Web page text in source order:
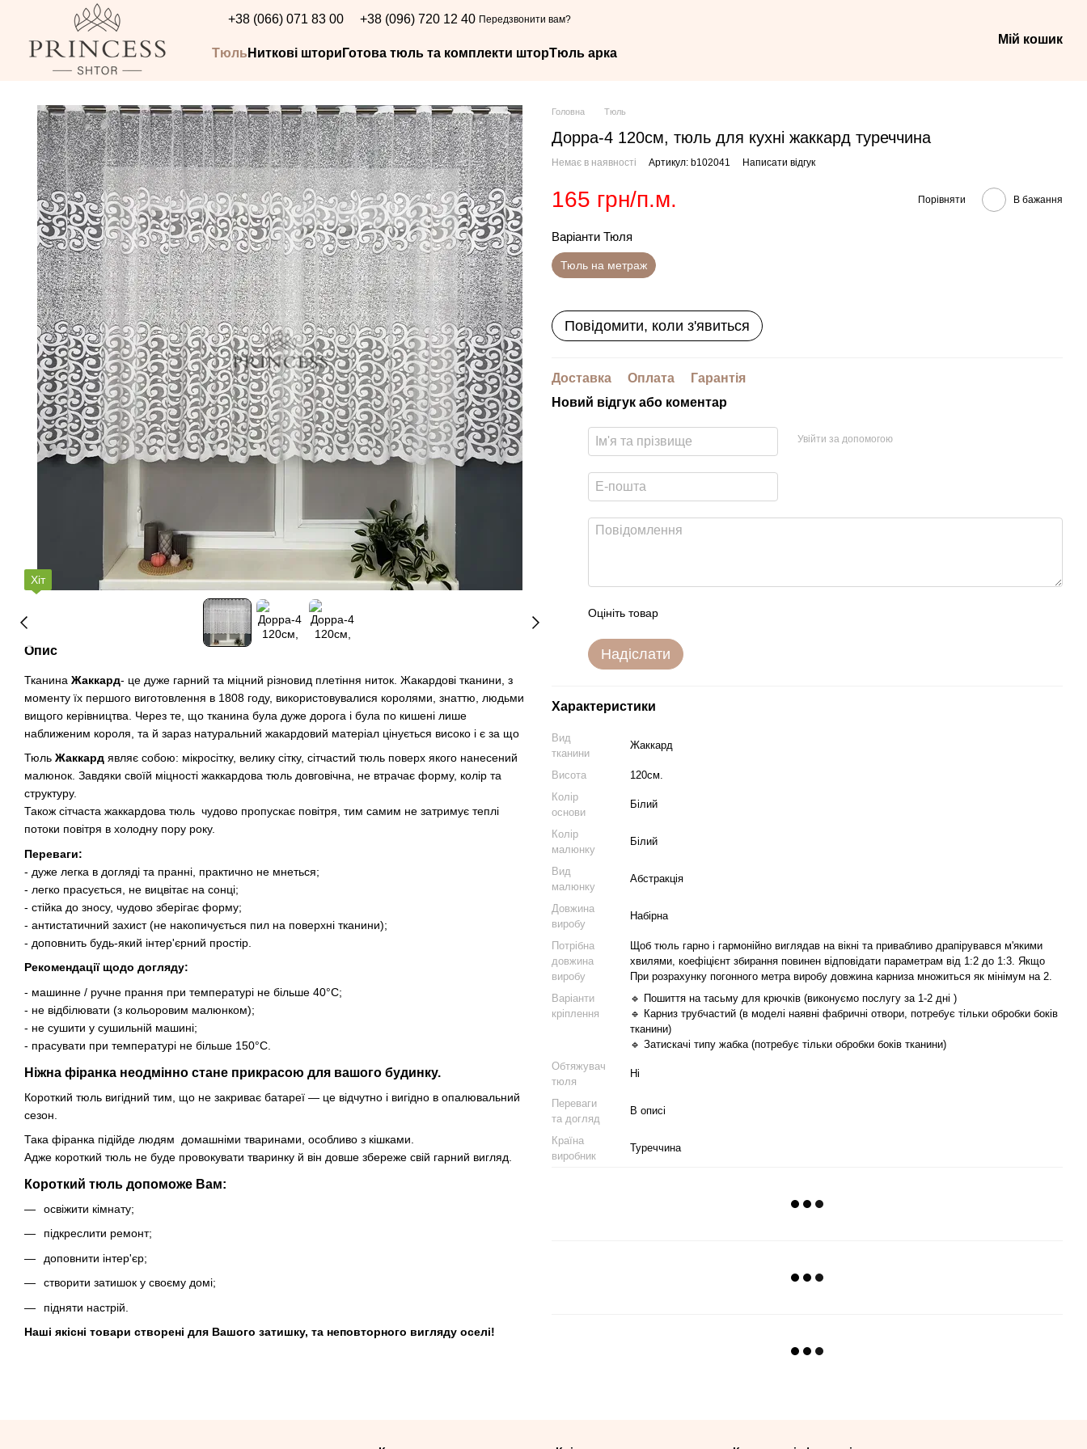
Перейти до основного контенту +38 (066) 071 83 00 +38 (096) 720 12 40 Передзвонити вам?
Тюль Ниткові штори Готова тюль та комплекти шторТюль арка
Мій кошик
Хіт
Опис
Тканина Жаккард- це дуже гарний та міцний різновид плетіння ниток. Жакардові тканини, з
моменту їх першого виготовлення в 1808 году, використовувалися королями, знаттю, людьми
вищого керівництва. Через те, що тканина була дуже дорога і була по кишені лише
наближеним короля, та й зараз натуральний жакардовий матеріал цінується високо і є за що
Тюль Жаккард являє собою: мікросітку, велику сітку, сітчастий тюль поверх якого нанесений
малюнок. Завдяки своїй міцності жаккардова тюль довговічна, не втрачає форму, колір та
структуру.
Також сітчаста жаккардова тюль чудово пропускає повітря, тим самим не затримує теплі
потоки повітря в холодну пору року.
Переваги:
- дуже легка в догляді та пранні, практично не мнеться;
- легко прасується, не вицвітає на сонці;
- стійка до зносу, чудово зберігає форму;
- антистатичний захист (не накопичується пил на поверхні тканини);
- доповнить будь-який інтер'єрний простір.
Рекомендації щодо догляду:
- машинне / ручне прання при температурі не більше 40°C;
- не відбілювати (з кольоровим малюнком);
- не сушити у сушильній машині;
- прасувати при температурі не більше 150°C.
Ніжна фіранка неодмінно стане прикрасою для вашого будинку.
Короткий тюль вигідний тим, що не закриває батареї — це відчутно і вигідно в опалювальний
сезон.
Така фіранка підійде людям домашніми тваринами, особливо з кішками.
Адже короткий тюль не буде провокувати тваринку й він довше збереже свій гарний вигляд.
Короткий тюль допоможе Вам:
освіжити кімнату;
підкреслити ремонт;
доповнити інтер'єр;
створити затишок у своєму домі;
підняти настрій.
Наші якісні товари створені для Вашого затишку, та неповторного вигляду оселі!
Головна Тюль
Дорра-4 120см, тюль для кухні жаккард туреччина
Немає в наявності Артикул: b102041 Написати відгук
165 грн/п.м. Порівняти В бажання
Варіанти Тюля
Тюль на метраж
Повідомити, коли з'явиться
Доставка Оплата
Гарантія
Новий відгук або коментар
Увійти за допомогою
Оцініть товар
Надіслати
Характеристики
Вид
тканини
Жаккард
Висота
120см.
Колір
основи
Білий
Колір
малюнку
Білий
Вид
малюнку
Абстракція
Довжина
виробу
Набірна
Потрібна
довжина
виробу
Щоб тюль гарно і гармонійно виглядав на вікні та привабливо драпірувався м'якими
хвилями, коефіцієнт збирання повинен відповідати параметрам від 1:2 до 1:3. Якщо
При розрахунку погонного метра виробу довжина карниза множиться як мінімум на 2.
Варіанти
кріплення
🔹 Пошиття на тасьму для крючків (виконуємо послугу за 1-2 дні )
🔹 Карниз трубчастий (в моделі наявні фабричні отвори, потребує тільки обробки боків
тканини)
🔹 Затискачі типу жабка (потребує тільки обробки боків тканини)
Обтяжувач
тюля
Ні
Переваги
та догляд
В описі
Країна
виробник
Туреччина